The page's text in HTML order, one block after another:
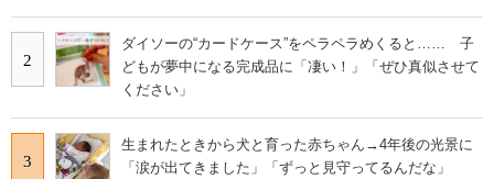
2
ダイソーの“カードケース”をペラペラめくると…… 子
どもが夢中になる完成品に「凄い！」「ぜひ真似させて
ください」
3
生まれたときから犬と育った赤ちゃん→4年後の光景に
「涙が出てきました」「ずっと見守ってるんだな」